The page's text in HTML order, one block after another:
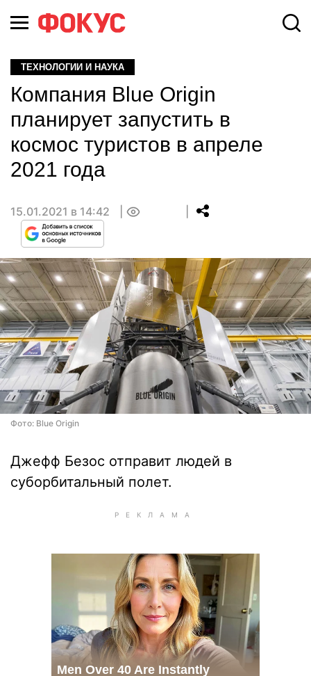
ТЕХНОЛОГИИ И НАУКА
Компания Blue Origin
планирует запустить в
космос туристов в апреле
2021 года
15.01.2021 в 14:42
Фото: Blue Origin
Джефф Безос отправит людей в
суборбитальный полет.